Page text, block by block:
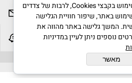
לידיעתך, באתרנו נעשה שימוש בקבצי Cookies, לרבות של צדדים
באתר, שיפור חוויית הגלישה
המשך גלישה באתר מהווה את
נוספים ניתן לעיין במדיניות
מאשר